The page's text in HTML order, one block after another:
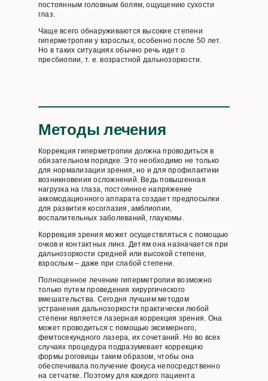
постоянным головным болям, ощущению сухости
глаз.
Чаще всего обнаруживаются высокие степени
гиперметропии у взрослых, особенно после 50 лет.
Но в таких ситуациях обычно речь идет о
пресбиопии, т. е. возрастной дальнозоркости.
Методы лечения
Коррекция гиперметропии должна проводиться в
обязательном порядке. Это необходимо не только
для нормализации зрения, но и для профилактики
возникновения осложнений. Ведь повышенная
нагрузка на глаза, постоянное напряжение
аккомодационного аппарата создает предпосылки
для развития косоглазия, амблиопии,
воспалительных заболеваний, глаукомы.
Коррекция зрения может осуществляться с помощью
очков и контактных линз. Детям она назначается при
дальнозоркости средней или высокой степени,
взрослым – даже при слабой степени.
Полноценное лечение гиперметропии возможно
только путем проведения хирургического
вмешательства. Сегодня лучшим методом
устранения дальнозоркости практически любой
степени является лазерная коррекция зрения. Она
может проводиться с помощью эксимерного,
фемтосекундного лазера, их сочетаний. Но во всех
случаях процедура подразумевает коррекцию
формы роговицы таким образом, чтобы она
обеспечивала получение фокуса непосредственно
на сетчатке. Поэтому для каждого пациента